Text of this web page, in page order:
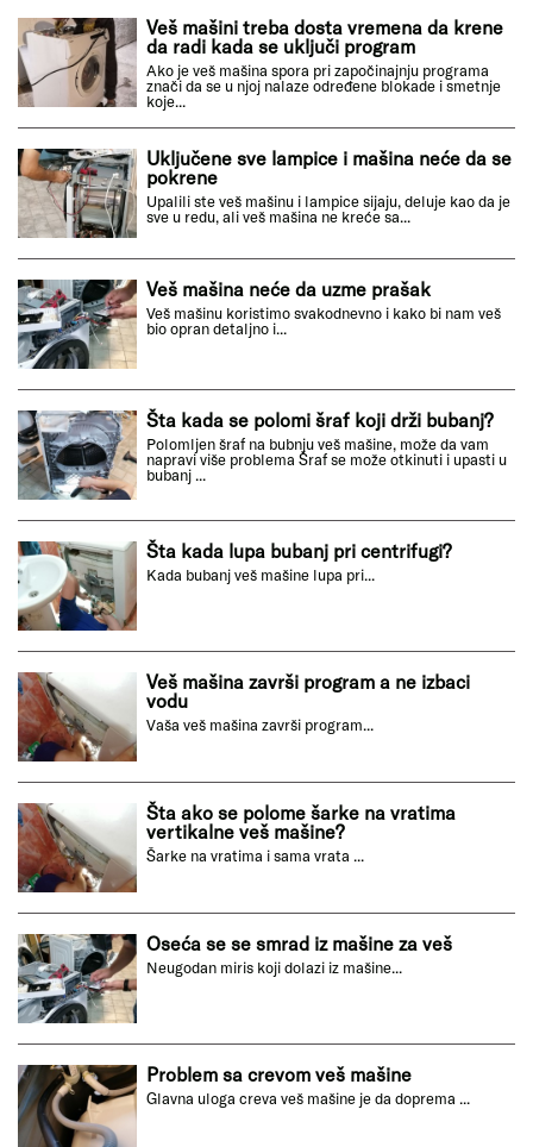
Veš mašini treba dosta vremena da krene
da radi kada se uključi program
Ako je veš mašina spora pri započinajnju programa
znači da se u njoj nalaze određene blokade i smetnje
koje...
Uključene sve lampice i mašina neće da se
pokrene
Upalili ste veš mašinu i lampice sijaju, deluje kao da je
sve u redu, ali veš mašina ne kreće sa...
Veš mašina neće da uzme prašak
Veš mašinu koristimo svakodnevno i kako bi nam veš
bio opran detaljno i...
Šta kada se polomi šraf koji drži bubanj?
Polomljen šraf na bubnju veš mašine, može da vam
napravi više problema Šraf se može otkinuti i upasti u
bubanj ...
Šta kada lupa bubanj pri centrifugi?
Kada bubanj veš mašine lupa pri...
Veš mašina završi program a ne izbaci
vodu
Vaša veš mašina završi program...
Šta ako se polome šarke na vratima
vertikalne veš mašine?
Šarke na vratima i sama vrata ...
Oseća se se smrad iz mašine za veš
Neugodan miris koji dolazi iz mašine...
Problem sa crevom veš mašine
Glavna uloga creva veš mašine je da doprema ...